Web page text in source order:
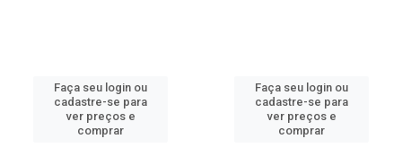
Faça seu login ou
cadastre-se para
ver preços e
comprar
Faça seu login ou
cadastre-se para
ver preços e
comprar